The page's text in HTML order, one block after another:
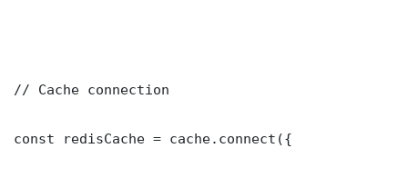
// Cache connection
const redisCache = cache.connect({